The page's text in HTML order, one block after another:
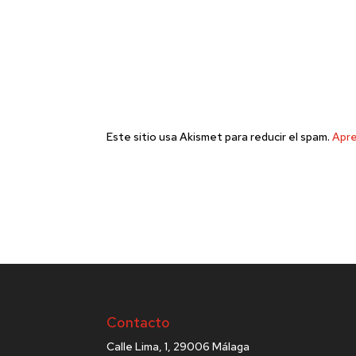
Este sitio usa Akismet para reducir el spam.
Contacto
Calle Lima, 1, 29006 Málaga